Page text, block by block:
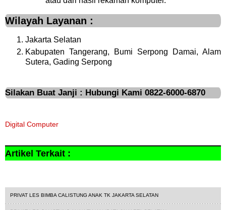
Wilayah Layanan :
Jakarta Selatan
Kabupaten Tangerang, Bumi Serpong Damai, Alam
Sutera, Gading Serpong
Silakan Buat Janji : Hubungi Kami 0822-6000-6870
Digital Computer
Artikel Terkait :
PRIVAT LES BIMBA CALISTUNG ANAK TK JAKARTA SELATAN